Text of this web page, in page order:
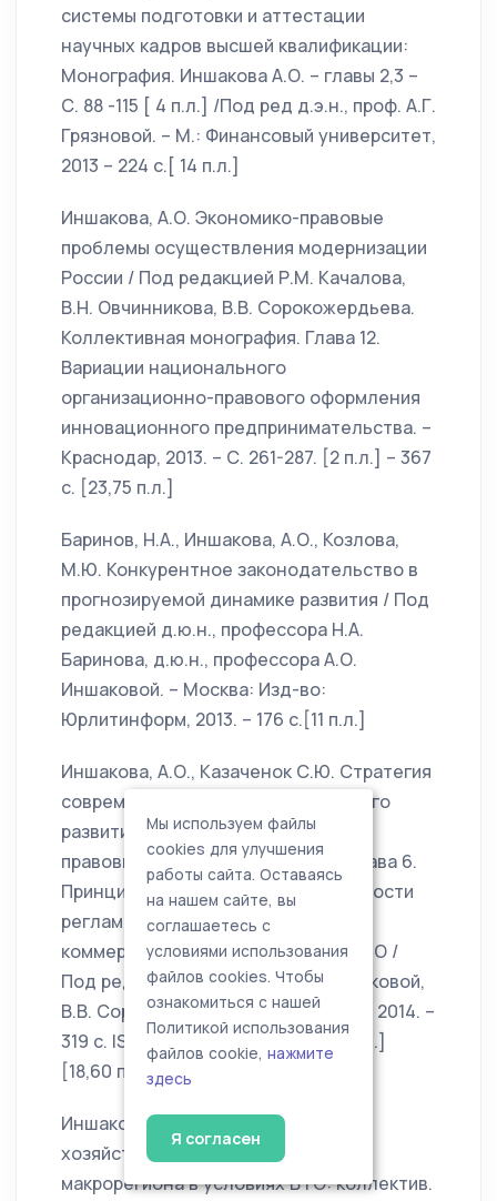
системы подготовки и аттестации
научных кадров высшей квалификации:
Монография. Иншакова А.О. – главы 2,3 –
С. 88 -115 [ 4 п.л.] /Под ред д.э.н., проф. А.Г.
Грязновой. – М.: Финансовый университет,
2013 – 224 с.[ 14 п.л.]
Иншакова, А.О. Экономико-правовые
проблемы осуществления модернизации
России / Под редакцией Р.М. Качалова,
В.Н. Овчинникова, В.В. Сорокожердьева.
Коллективная монография. Глава 12.
Вариации национального
организационно-правового оформления
инновационного предпринимательства. –
Краснодар, 2013. – С. 261-287. [2 п.л.] – 367
с. [23,75 п.л.]
Баринов, Н.А., Иншакова, А.О., Козлова,
М.Ю. Конкурентное законодательство в
прогнозируемой динамике развития / Под
редакцией д.ю.н., профессора Н.А.
Баринова, д.ю.н., профессора А.О.
Иншаковой. – Москва: Изд-во:
Юрлитинформ, 2013. – 176 с.[11 п.л.]
Иншакова, А.О., Казаченок С.Ю. Стратегия
современного социохозяйственного
развития России: экономические и
правовые аспекты: монография. Глава 6.
Принципиально-правовые особенности
регламентации разрешения
коммерческих споров в системе ВТО /
Под ред. В.В. Долинской, А.О. Иншаковой,
В.В. Сорокожердьева. – Краснодар, 2014. –
319 с. ISBN 978-5-9266-0733-5 [2 п.л.]
[18,60 п.л.]
Иншакова, А.О. Модернизация
хозяйственной системы южного
макрорегиона в условиях ВТО: коллектив.
Мы используем файлы
cookies для улучшения
работы сайта. Оставаясь
на нашем сайте, вы
соглашаетесь с
условиями использования
файлов cookies. Чтобы
ознакомиться с нашей
Политикой использования
файлов cookie, нажмите
здесь
Я согласен